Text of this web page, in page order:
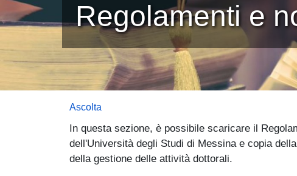
Regolamenti e
Ascolta
In questa sezione, è possibile scaricare il
dell'Università degli Studi di Messina e copia
della gestione delle attività dottorali.